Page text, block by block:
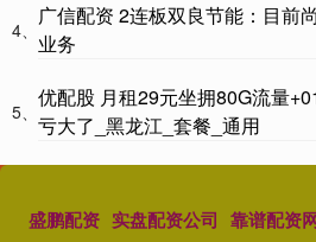
4、
广信配资 2连板双良节能：目前
业务
5、
优配股 月租29元坐拥80G流量
亏大了_黑龙江_套餐_通用
盛鹏配资 实盘配资公司 靠谱配资